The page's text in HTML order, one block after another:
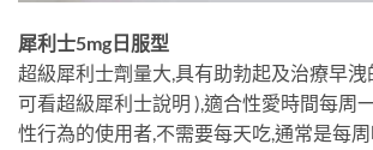
犀利士5mg日服型
超級犀利士劑量大,具有助勃起及治療早洩
可看超級犀利士說明 ),適合性愛時間每周
性行為的使用者,不需要每天吃,通常是每